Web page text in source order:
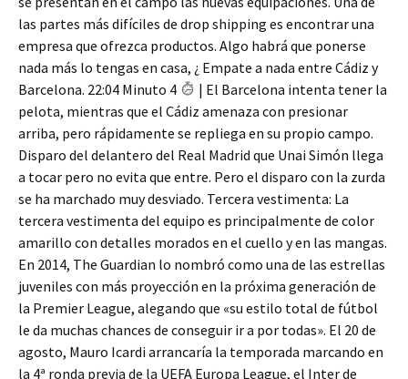
las partes más difíciles de drop shipping es encontrar una
empresa que ofrezca productos. Algo habrá que ponerse
nada más lo tengas en casa, ¿ Empate a nada entre Cádiz y
Barcelona. 22:04 Minuto 4
| El Barcelona intenta tener la
pelota, mientras que el Cádiz amenaza con presionar
arriba, pero rápidamente se repliega en su propio campo.
Disparo del delantero del Real Madrid que Unai Simón llega
a tocar pero no evita que entre. Pero el disparo con la zurda
se ha marchado muy desviado. Tercera vestimenta: La
tercera vestimenta del equipo es principalmente de color
amarillo con detalles morados en el cuello y en las mangas.
En 2014, The Guardian lo nombró como una de las estrellas
juveniles con más proyección en la próxima generación de
la Premier League, alegando que «su estilo total de fútbol
le da muchas chances de conseguir ir a por todas». El 20 de
agosto, Mauro Icardi arrancaría la temporada marcando en
la 4ª ronda previa de la UEFA Europa League, el Inter de